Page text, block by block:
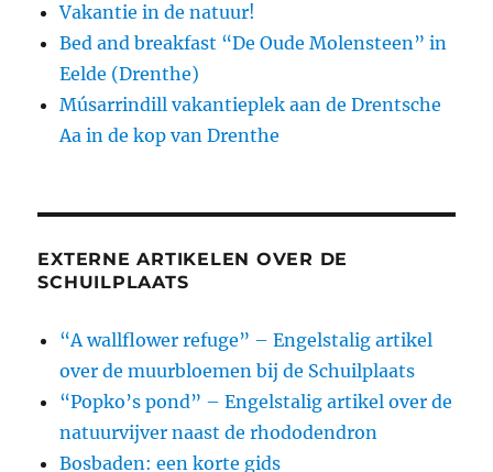
Vakantie in de natuur!
Bed and breakfast “De Oude Molensteen” in
Eelde (Drenthe)
Músarrindill vakantieplek aan de Drentsche
Aa in de kop van Drenthe
EXTERNE ARTIKELEN OVER DE
SCHUILPLAATS
“A wallflower refuge” – Engelstalig artikel
over de muurbloemen bij de Schuilplaats
“Popko’s pond” – Engelstalig artikel over de
natuurvijver naast de rhododendron
Bosbaden: een korte gids